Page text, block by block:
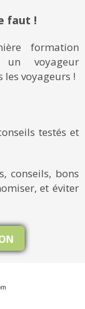
faut !
formation
voyageur
voyageurs !
testés et
conseils, bons
et éviter